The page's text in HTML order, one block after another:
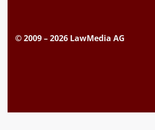
© 2009 – 2026 LawMedia AG